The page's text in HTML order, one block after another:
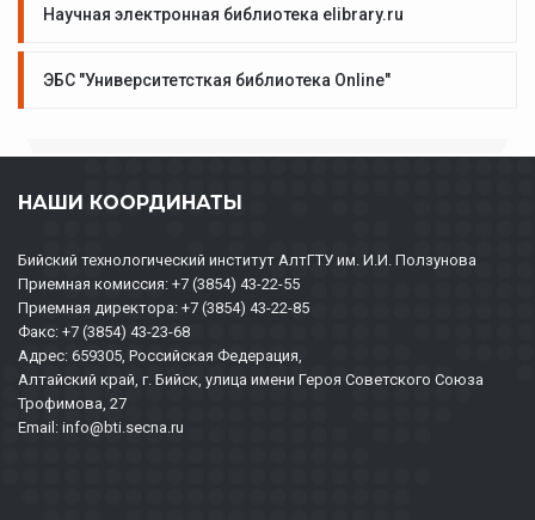
Научная электронная библиотека elibrary.ru
ЭБС "Университетсткая библиотека Online"
НАШИ КООРДИНАТЫ
Бийский технологический институт АлтГТУ им. И.И. Ползунова
Приемная комиссия: +7 (3854) 43-22-55
Приемная директора: +7 (3854) 43-22-85
Факс: +7 (3854) 43-23-68
Адрес: 659305, Российская Федерация,
Алтайский край, г. Бийск, улица имени Героя Советского Союза
Трофимова, 27
Email: info@bti.secna.ru